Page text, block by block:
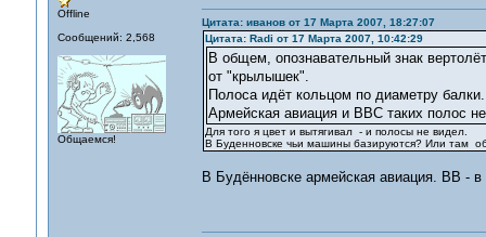
Offline
Сообщений: 2,568
Общаемся!
Цитата: иванов от 17 Марта 2007, 18:27:07
Цитата: Radi от 17 Марта 2007, 10:42:29
В общем, опознавательный знак
от "крылышек".
Полоса идёт кольцом по диаметру балки.
Армейская авиация и ВВС таких полос
Для того я цвет и вытягивал - и полосы не видел.
В Буденновске чьи машины базируются? Или там
В Будённовске армейская авиация. ВВ -